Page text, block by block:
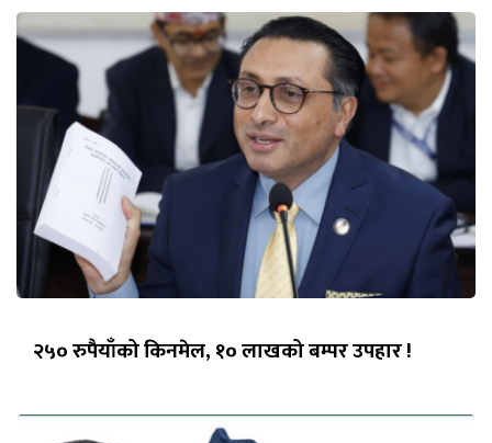
२५० रुपैयाँको किनमेल, १० लाखको बम्पर उपहार !